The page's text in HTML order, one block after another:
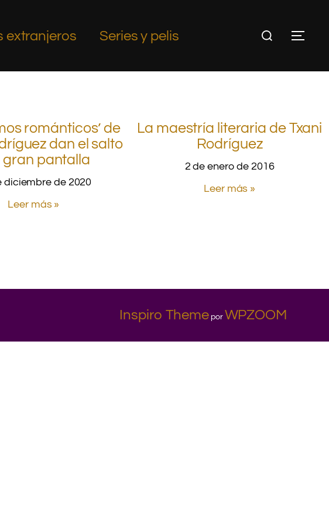
extranjeros Series y pelis
románticos’ de
dan el salto
gran pantalla
diciembre de 2020
Leer más »
La maestría literaria de Txani
Rodríguez
2 de enero de 2016
Leer más »
Inspiro Theme por WPZOOM